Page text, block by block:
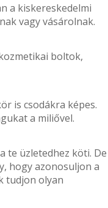
a kiskereskedelmi
vagy vásárolnak.
boltok,
is csodákra képes.
a miliővel.
te üzletedhez köti. De
hogy azonosuljon a
tudjon olyan